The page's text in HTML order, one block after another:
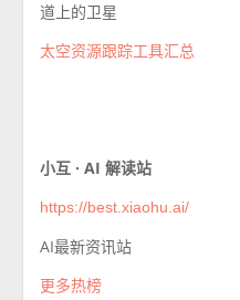
道上的卫星
太空资源跟踪工具汇总
小互 · AI 解读站
https://best.xiaohu.ai/
AI最新资讯站
更多热榜